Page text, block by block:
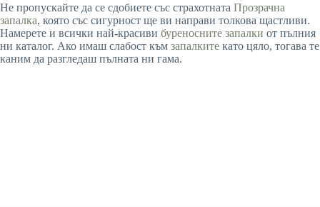
Не пропускайте да се сдобиете със страхотната Прозрачна
запалка, която със сигурност ще ви направи толкова щастливи.
Намерете и всички най-красиви буреносните запалки от пълния
ни каталог. Ако имаш слабост към запалките като цяло, тогава те
каним да разгледаш пълната ни гама.